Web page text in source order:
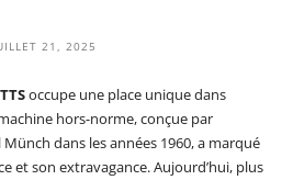
21, 2025
occupe une place unique dans
hors-norme, conçue par
dans les années 1960, a marqué
et son extravagance. Aujourd’hui, plus